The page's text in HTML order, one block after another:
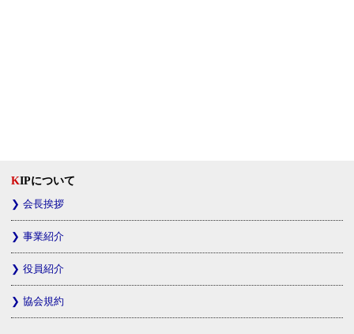
KIPについて
会長挨拶
事業紹介
役員紹介
協会規約